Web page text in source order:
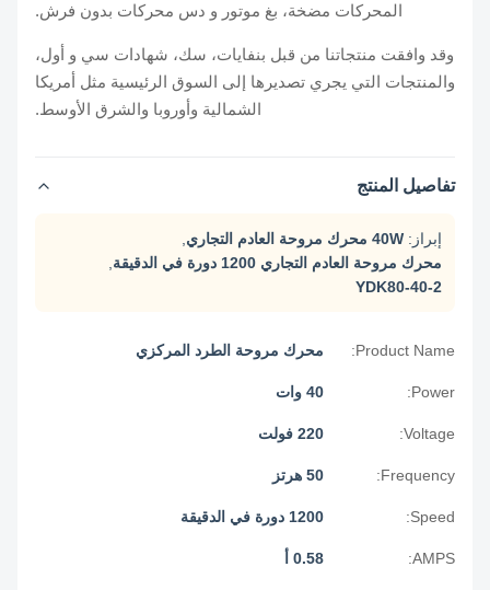
المحركات مضخة، بغ موتور و دس محركات بدون فرش.
وقد وافقت منتجاتنا من قبل بنفايات، سك، شهادات سي و أول،
والمنتجات التي يجري تصديرها إلى السوق الرئيسية مثل أمريكا
الشمالية وأوروبا والشرق الأوسط.
تفاصيل المنتج
40W محرك مروحة العادم التجاري
,
محرك مروحة العادم التجاري 1200 دورة في الدقيقة
,
YDK80-40-2
Product Name: محرك مروحة الطرد المركزي
Power:
Voltage:
Frequency:
Speed:
AMPS: